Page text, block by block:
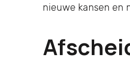
nieuwe kansen en